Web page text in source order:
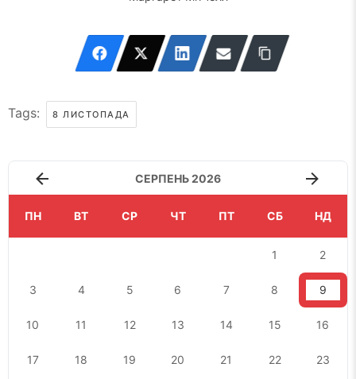
Tags: 8 ЛИСТОПАДА
СЕРПЕНЬ 2026
ПН ВТ СР ЧТ ПТ СБ НД
1 2
3 4 5 6 7 8 9
10 11 12 13 14 15 16
17 18 19 20 21 22 23